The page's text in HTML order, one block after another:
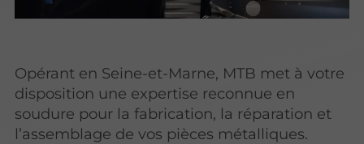
Opérant en Seine-et-Marne, MTB met à votre
disposition une expertise reconnue en
soudure pour la fabrication, la réparation et
l’assemblage de vos pièces métalliques.